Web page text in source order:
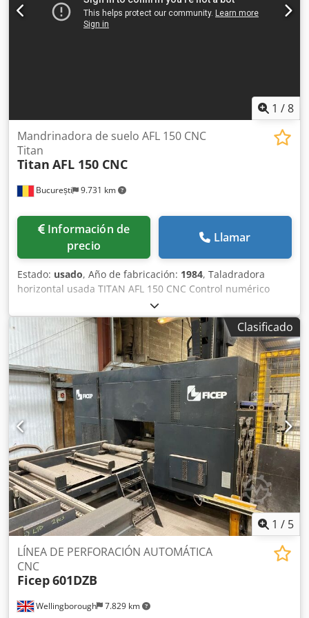
mm. Capacidad de roscado: ø 22 mm. Cono del eje: CM 4.
Recorrido del eje: 130 mm. Diámetro del eje: ø 76 mm.
Diámetro de la columna: ø 115 mm. Inclinación del
1 /8
București 9.731 km
Mandrinadora de suelo AFL 150 CNC
Titan
Titan AFL 150 CNC
Información de
precio
Llamar
Estado: usado, Año de fabricación: 1984, Taladradora
horizontal usada TITAN AFL 150 CNC Control numérico
Heidenhain - Recorrido en el eje X: 9000 mm; - Recorrido
vertical en el eje Y: 2000 mm; - Recorrido en el eje W
(husillo): 900 mm - Recorrido transversal en el eje Z: 600
mm - Velocidad del husillo: 900 rpm - Diámetro del husillo:
150 mm Codpfx Asb Hv Twjg Toha - Peso aproximado de la
máquina: 50 toneladas Placas de base: 2 unidades, 2000 x
6000 Mesa giratoria Skoda E20
Clasificado
1 / 5
Wellingborough 7.829 km
LÍNEA DE PERFORACIÓN AUTOMÁTICA
CNC
Ficep601DZB